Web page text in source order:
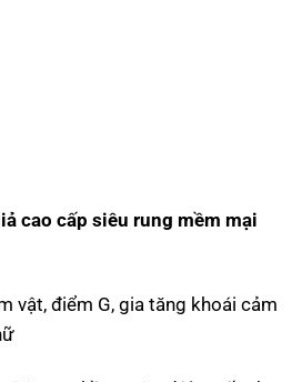
cao cấp siêu rung mềm mại
vật, điểm G, gia tăng khoái cảm